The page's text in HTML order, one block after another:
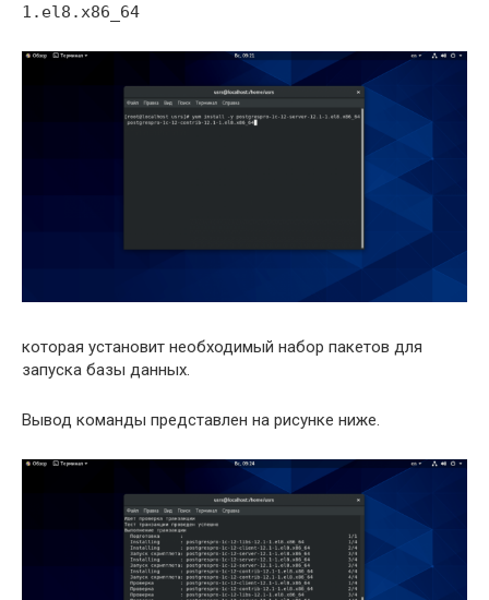
1.el8.x86_64
которая установит необходимый набор пакетов для
запуска базы данных.
Вывод команды представлен на рисунке ниже.